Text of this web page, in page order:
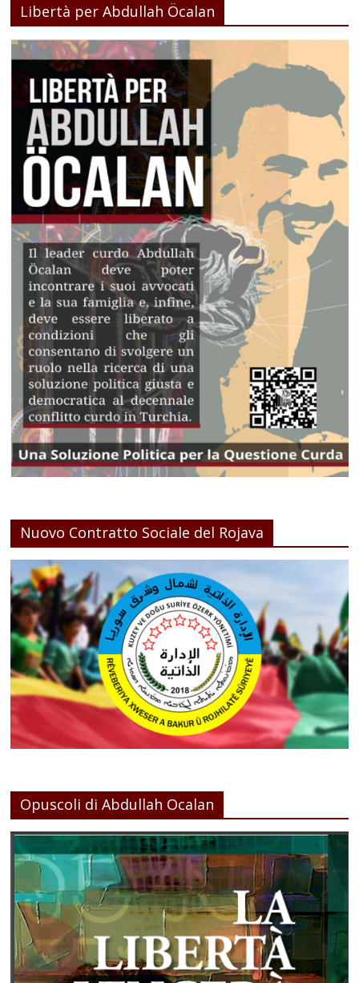
Libertà per Abdullah Öcalan
Nuovo Contratto Sociale del Rojava
Opuscoli di Abdullah Ocalan